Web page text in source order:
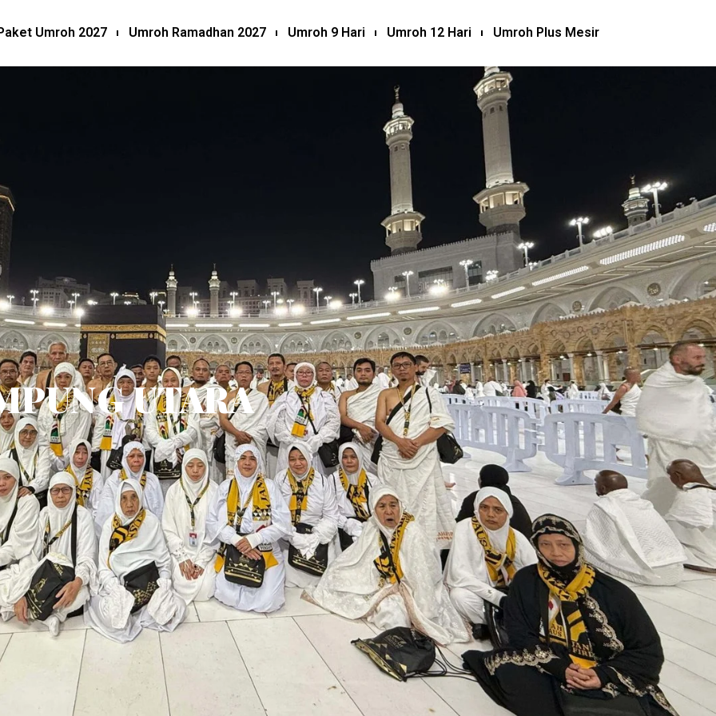
Umroh 2027 Umroh Ramadhan 2027 Umroh 9 Hari Umroh 12 Hari Umroh Plus Mesir
UTARA